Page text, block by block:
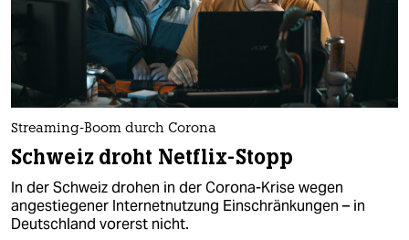
Streaming-Boom durch Corona
Schweiz droht Netflix-Stopp
In der Schweiz drohen in der Corona-Krise wegen
angestiegener Internetnutzung Einschränkungen – in
Deutschland vorerst nicht.